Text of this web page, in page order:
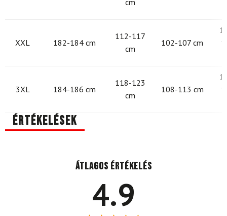
XXL 182-184 cm
112-117
cm
102-107 cm
3XL 184-186 cm
118-123
cm
108-113 cm
Értékelések
Átlagos értékelés
4.9